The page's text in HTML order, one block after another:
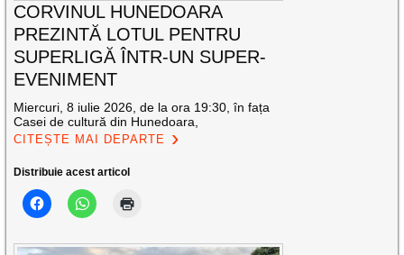
CORVINUL HUNEDOARA
PREZINTĂ LOTUL PENTRU
SUPERLIGĂ ÎNTR-UN SUPER-
EVENIMENT
Miercuri, 8 iulie 2026, de la ora 19:30, în fața
Casei de cultură din Hunedoara,
CITEȘTE MAI DEPARTE
Distribuie acest articol